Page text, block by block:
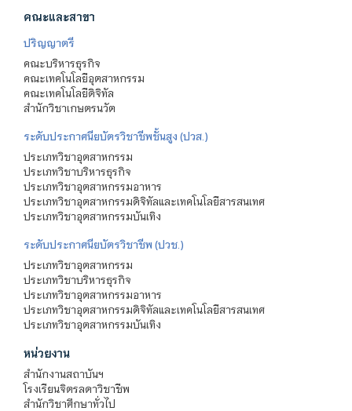
คณะและสาขา
ปริญญาตรี
คณะบริหารธุรกิจ
คณะเทคโนโลยีอุตสาหกรรม
คณะเทคโนโลยีดิจิทัล
สำนักวิชาเกษตรนวัต
ระดับประกาศนียบัตรวิชาชีพชั้นสูง (ปวส.)
ประเภทวิชาอุตสาหกรรม
ประเภทวิชาบริหารธุรกิจ
ประเภทวิชาอุตสาหกรรมอาหาร
ประเภทวิชาอุตสาหกรรมดิจิทัลและเทคโนโลยีสารสนเทศ
ประเภทวิชาอุตสาหกรรมบันเทิง
ระดับประกาศนียบัตรวิชาชีพ (ปวช.)
ประเภทวิชาอุตสาหกรรม
ประเภทวิชาบริหารธุรกิจ
ประเภทวิชาอุตสาหกรรมอาหาร
ประเภทวิชาอุตสาหกรรมดิจิทัลและเทคโนโลยีสารสนเทศ
ประเภทวิชาอุตสาหกรรมบันเทิง
หน่วยงาน
สำนักงานสถาบันฯ
โรงเรียนจิตรลดาวิชาชีพ
สำนักวิชาศึกษาทั่วไป